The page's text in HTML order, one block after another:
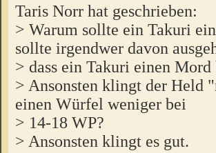
Taris Norr hat geschrieben:
> Warum sollte ein Takuri
sollte irgendwer davon
> dass ein Takuri einen Mord
> Ansonsten klingt der Held
einen Würfel weniger bei
> 14-18 WP?
> Ansonsten klingt es gut.